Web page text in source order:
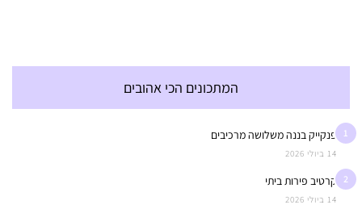
המתכונים הכי אהובים
1 פנקייק בננה משלושה מרכיבים
14 ביולי 2026
2 קרטיב פירות ביתי
14 ביולי 2026